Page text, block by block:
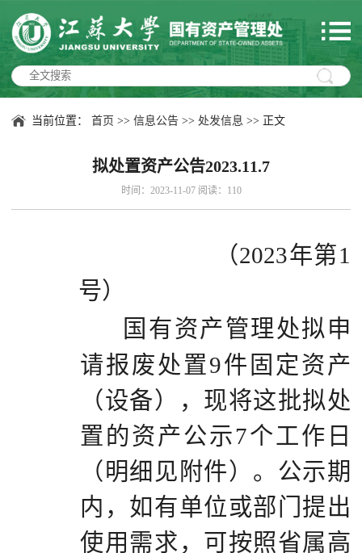
当前位置： 首页 >> 信息公告 >> 处发信息 >> 正文
拟处置资产公告2023.11.7
时间：2023-11-07 阅读： 110
（2023年第1
号）
国有资产管理处拟申
请报废处置9件固定资产
（设备），现将这批拟处
置的资产公示7个工作日
（明细见附件）。公示期
内，如有单位或部门提出
使用需求，可按照省属高